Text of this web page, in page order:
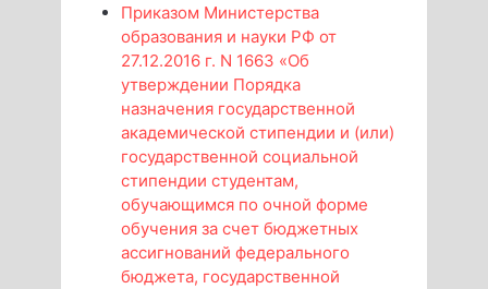
Приказом Министерства
образования и науки РФ от
27.12.2016 г. N 1663 «Об
утверждении Порядка
назначения государственной
академической стипендии и (или)
государственной социальной
стипендии студентам,
обучающимся по очной форме
обучения за счет бюджетных
ассигнований федерального
бюджета, государственной